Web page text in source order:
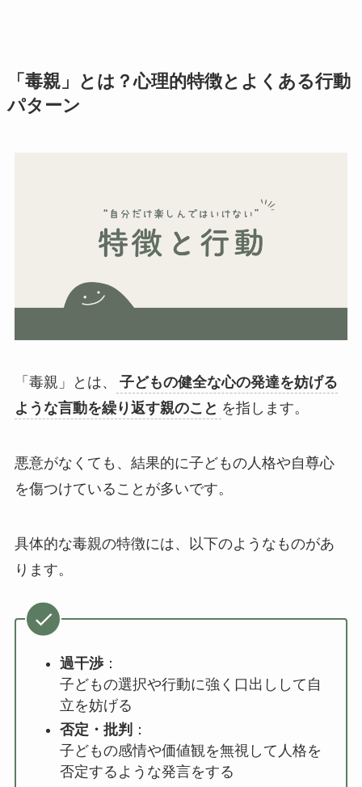
「毒親」とは？心理的特徴とよくある行動
パターン
「毒親」とは、
子どもの健全な心の発達を妨げる
ような言動を繰り返す親のこと を指します。
悪意がなくても、結果的に子どもの人格や自尊心
を傷つけていることが多いです。
具体的な毒親の特徴には、以下のようなものがあ
ります。
過干渉：
子どもの選択や行動に強く口出しして自
立を妨げる
否定・批判 ：
子どもの感情や価値観を無視して人格を
否定するような発言をする